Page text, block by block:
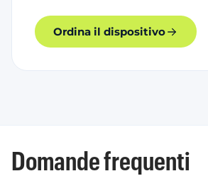
Ordina il dispositivo
Domande frequenti